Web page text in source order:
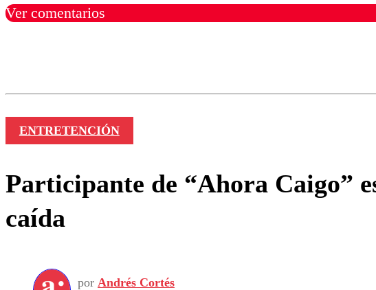
Ver comentarios
ENTRETENCIÓN
Participante de “Ahora Caigo”
caída
por Andrés Cortés